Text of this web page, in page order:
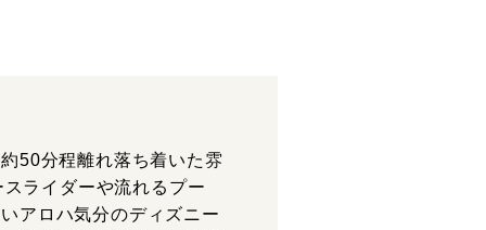
50分程離れ落ち着いた雰
ライダーや流れるプー
アロハ気分のディズニー